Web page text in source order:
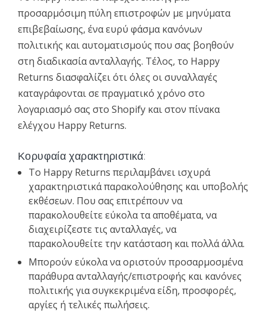
προσαρμόσιμη πύλη επιστροφών με μηνύματα
επιβεβαίωσης, ένα ευρύ φάσμα κανόνων
πολιτικής και αυτοματισμούς που σας βοηθούν
στη διαδικασία ανταλλαγής. Τέλος, το Happy
Returns διασφαλίζει ότι όλες οι συναλλαγές
καταγράφονται σε πραγματικό χρόνο στο
λογαριασμό σας στο Shopify και στον πίνακα
ελέγχου Happy Returns.
Κορυφαία χαρακτηριστικά:
Το Happy Returns περιλαμβάνει ισχυρά
χαρακτηριστικά παρακολούθησης και υποβολής
εκθέσεων. Που σας επιτρέπουν να
παρακολουθείτε εύκολα τα αποθέματα, να
διαχειρίζεστε τις ανταλλαγές, να
παρακολουθείτε την κατάσταση και πολλά άλλα.
Μπορούν εύκολα να οριστούν προσαρμοσμένα
παράθυρα ανταλλαγής/επιστροφής και κανόνες
πολιτικής για συγκεκριμένα είδη, προσφορές,
αργίες ή τελικές πωλήσεις.